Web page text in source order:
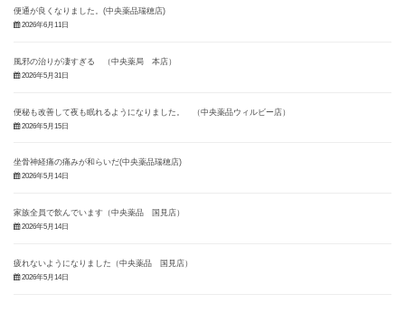
便通が良くなりました。(中央薬品瑞穂店)
2026年6月11日
風邪の治りが凄すぎる （中央薬局 本店）
2026年5月31日
便秘も改善して夜も眠れるようになりました。 （中央薬品ウィルビー店）
2026年5月15日
坐骨神経痛の痛みが和らいだ(中央薬品瑞穂店)
2026年5月14日
家族全員で飲んでいます（中央薬品 国見店）
2026年5月14日
疲れないようになりました（中央薬品 国見店）
2026年5月14日